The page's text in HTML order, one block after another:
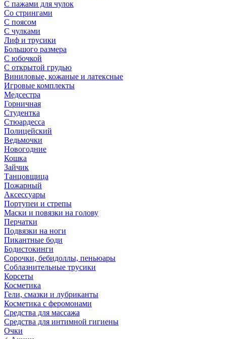
С пажами для чулок
Со стрингами
С поясом
С чулками
Лиф и трусики
Большого размера
С юбочкой
С открытой грудью
Виниловые, кожаные и латексные
Игровые комплекты
Медсестра
Горничная
Студентка
Стюардесса
Полицейский
Ведьмочки
Новогодние
Кошка
Зайчик
Танцовщица
Пожарный
Аксессуары
Портупеи и стрепы
Маски и повязки на голову
Перчатки
Подвязки на ноги
Пикантные боди
Бодистокинги
Сорочки, бебидоллы, пеньюары
Соблазнительные трусики
Корсеты
Косметика
Гели, смазки и лубриканты
Косметика с феромонами
Средства для массажа
Средства для интимной гигиены
Очки